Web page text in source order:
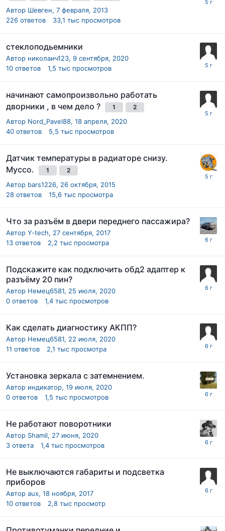
Автор Шевген, 7 февраля, 2013
226 ответов 33,1 тыс просмотров
стеклоподьемники
Автор николаич123, 9 сентября, 2020
10 ответов 1,5 тыс просмотров
начинают самопроизвольно работать
дворники , в чем дело ?
1 2
Автор Nord_Pavel88, 18 апреля, 2020
40 ответов 5,5 тыс просмотров
Датчик температуры в радиаторе снизу.
Муссо.
1 2
Автор bars1226, 26 октября, 2015
28 ответов 15,6 тыс просмотра
Что за разъём в двери переднего пассажира?
Автор Y-tech, 27 сентября, 2017
13 ответов 2,2 тыс просмотра
Подскажите как подключить обд2 адаптер к
разъёму 20 пин?
Автор Немец6581, 25 июля, 2020
0 ответов 1,4 тыс просмотров
Как сделать диагностику АКПП?
Автор Немец6581, 22 июля, 2020
11 ответов 2,1 тыс просмотра
Установка зеркала с затемнением.
Автор индикатор, 19 июля, 2020
0 ответов 1,5 тыс просмотров
Не работают поворотники
Автор Shamil, 27 июня, 2020
3 ответа 1,4 тыс просмотров
Не выключаются габариты и подсветка
приборов
Автор aux, 18 ноября, 2017
10 ответов 2,8 тыс просмотр